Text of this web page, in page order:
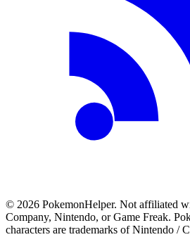
© 2026 PokemonHelper. Not affiliated
Company, Nintendo, or Game Freak.
characters are trademarks of Nintendo /